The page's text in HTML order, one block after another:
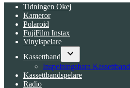
Tidningen Okej
Kameror
Polaroid
FujiFilm Instax
Vinylspelare
Kassettband
Open
dropdown
menu
Inspelningsbara Kassettband
Kassettbandspelare
Radio